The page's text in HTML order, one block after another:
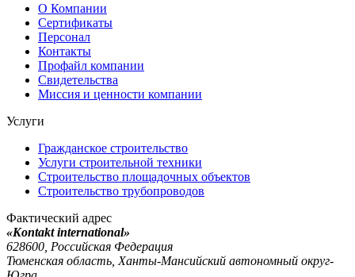
О Компании
Сертификаты
Персонал
Контакты
Профайл компании
Свидетельства
Миссия и ценности компании
Услуги
Гражданское строительство
Услуги строительной техники
Строительство площадочных объектов
Строительство трубопроводов
Фактический адрес
«Kontakt international»
628600, Российская Федерация
Тюменская область, Ханты-Мансийский автономный округ-